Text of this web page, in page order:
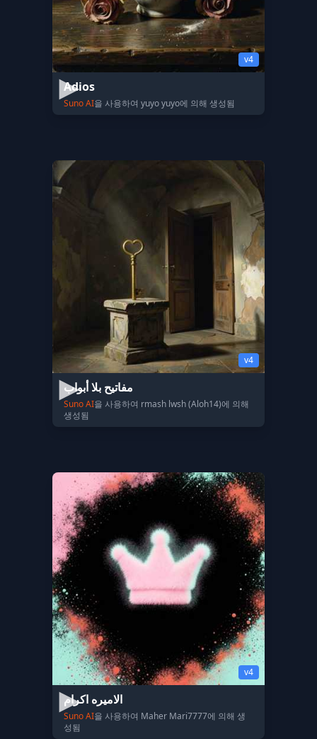
v4
Adios
Suno AI을 사용하여 yuyo yuyo에 의해 생성됨
v4
مفاتيح بلا أبواب
Suno AI을 사용하여 rmash lwsh (Aloh14)에 의해
생성됨
v4
الاميره اكرام
Suno AI을 사용하여 Maher Mari7777에 의해 생
성됨